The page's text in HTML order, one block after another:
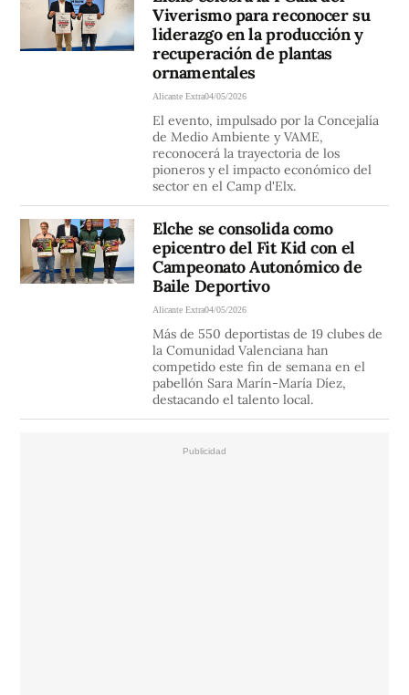
Viverismo para reconocer su
liderazgo en la producción y
recuperación de plantas
ornamentales
Alicante Extra04/05/2026
El evento, impulsado por la Concejalía
de Medio Ambiente y VAME,
reconocerá la trayectoria de los
pioneros y el impacto económico del
sector en el Camp d'Elx.
Elche se consolida como
epicentro del Fit Kid con el
Campeonato Autonómico de
Baile Deportivo
Alicante Extra04/05/2026
Más de 550 deportistas de 19 clubes de
la Comunidad Valenciana han
competido este fin de semana en el
pabellón Sara Marín-María Díez,
destacando el talento local.